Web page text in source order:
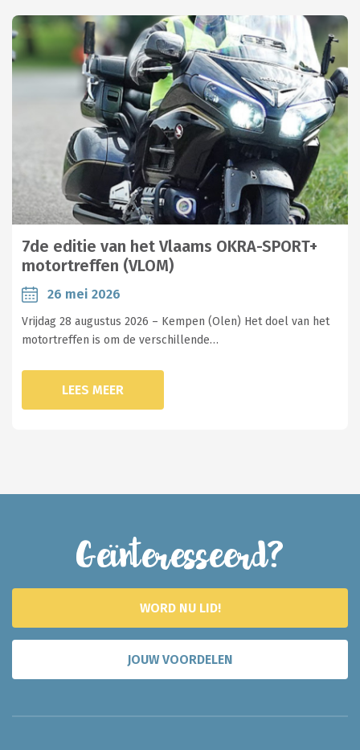
7de editie van het Vlaams OKRA-SPORT+
motortreffen (VLOM)
26 mei 2026
Vrijdag 28 augustus 2026 – Kempen (Olen) Het doel van het
motortreffen is om de verschillende…
LEES MEER
Geïnteresseerd?
WORD NU LID!
JOUW VOORDELEN